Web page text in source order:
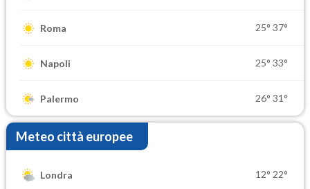
Roma 25° 37°
Napoli 25° 33°
Palermo 26° 31°
Meteo città europee
Londra 12° 22°